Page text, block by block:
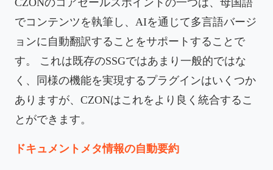
でコンテンツを執筆し、AIを通じて多言語バージ
ョンに自動翻訳することをサポートすることで
す。 これは既存のSSGではあまり一般的ではな
く、同様の機能を実現するプラグインはいくつか
ありますが、CZONはこれをより良く統合するこ
とができます。
ドキュメントメタ情報の自動要約